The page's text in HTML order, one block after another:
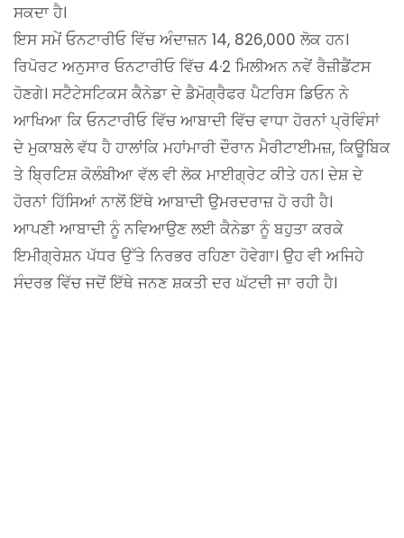
ਸਕਦਾ ਹੈ।
ਇਸ ਸਮੇਂ ਓਨਟਾਰੀਓ ਵਿੱਚ ਅੰਦਾਜ਼ਨ 14, 826,000 ਲੋਕ ਹਨ।
ਰਿਪੋਰਟ ਅਨੁਸਾਰ ਓਨਟਾਰੀਓ ਵਿੱਚ 4·2 ਮਿਲੀਅਨ ਨਵੇਂ ਰੈਜ਼ੀਡੈਂਟਸ
ਹੋਣਗੇ। ਸਟੈਟੇਸਟਿਕਸ ਕੈਨੇਡਾ ਦੇ ਡੈਮੋਗ੍ਰੈਫਰ ਪੈਟਰਿਸ ਡਿਓਨ ਨੇ
ਆਖਿਆ ਕਿ ਓਨਟਾਰੀਓ ਵਿੱਚ ਆਬਾਦੀ ਵਿੱਚ ਵਾਧਾ ਹੋਰਨਾਂ ਪ੍ਰੋਵਿੰਸਾਂ
ਦੇ ਮੁਕਾਬਲੇ ਵੱਧ ਹੈ ਹਾਲਾਂਕਿ ਮਹਾਂਮਾਰੀ ਦੌਰਾਨ ਮੈਰੀਟਾਈਮਜ਼, ਕਿਊਬਿਕ
ਤੇ ਬ੍ਰਿਟਿਸ਼ ਕੋਲੰਬੀਆ ਵੱਲ ਵੀ ਲੋਕ ਮਾਈਗ੍ਰੇਟ ਕੀਤੇ ਹਨ। ਦੇਸ਼ ਦੇ
ਹੋਰਨਾਂ ਹਿੱਸਿਆਂ ਨਾਲੋਂ ਇੱਥੇ ਆਬਾਦੀ ਉਮਰਦਰਾਜ਼ ਹੋ ਰਹੀ ਹੈ।
ਆਪਣੀ ਆਬਾਦੀ ਨੂੰ ਨਵਿਆਉਣ ਲਈ ਕੈਨੇਡਾ ਨੂੰ ਬਹੁਤਾ ਕਰਕੇ
ਇਮੀਗ੍ਰੇਸ਼ਨ ਪੱਧਰ ਉੱਤੇ ਨਿਰਭਰ ਰਹਿਣਾ ਹੋਵੇਗਾ। ਉਹ ਵੀ ਅਜਿਹੇ
ਸੰਦਰਭ ਵਿੱਚ ਜਦੋਂ ਇੱਥੇ ਜਨਣ ਸ਼ਕਤੀ ਦਰ ਘੱਟਦੀ ਜਾ ਰਹੀ ਹੈ।